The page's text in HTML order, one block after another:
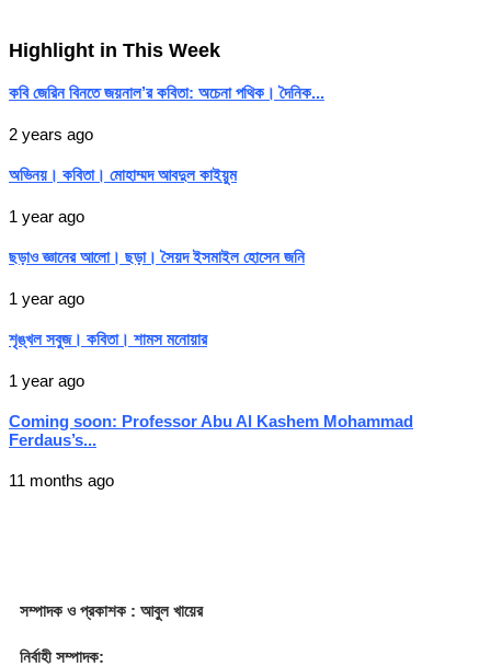
Highlight in This Week
কবি জেরিন বিনতে জয়নাল’র কবিতা: অচেনা পথিক। দৈনিক...
2 years ago
অভিনয়। কবিতা। মোহাম্মদ আবদুল কাইয়ুম
1 year ago
ছড়াও জ্ঞানের আলো। ছড়া। সৈয়দ ইসমাইল হোসেন জনি
1 year ago
শৃঙ্খল সবুজ। কবিতা। শামস মনোয়ার
1 year ago
Coming soon: Professor Abu Al Kashem Mohammad
Ferdaus’s...
11 months ago
সম্পাদকও প্রকাশক : আবুল খায়ের
নির্বাহী সম্পাদক: